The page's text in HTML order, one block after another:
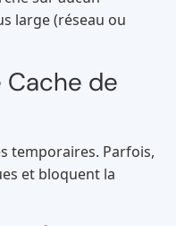
large (réseau ou
Cache de
temporaires. Parfois,
et bloquent la